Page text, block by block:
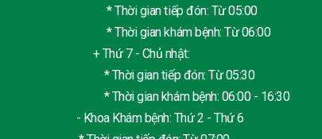
* Thời gian tiếp đón: Từ 05:00
* Thời gian khám bệnh: Từ 06:00
+ Thứ 7 - Chủ nhật:
* Thời gian tiếp đón: Từ 05:30
* Thời gian khám bệnh: 06:00 - 16:30
- Khoa Khám bệnh: Thứ 2 - Thứ 6